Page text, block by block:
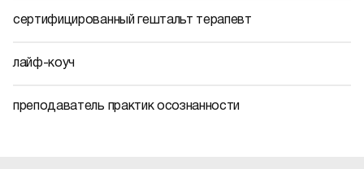
сертифицированный гештальт терапевт
лайф-коуч
преподаватель практик осознанности